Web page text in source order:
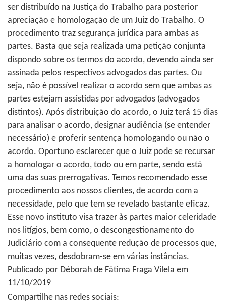
ser distribuído na Justiça do Trabalho para posterior
apreciação e homologação de um Juiz do Trabalho. O
procedimento traz segurança jurídica para ambas as
partes. Basta que seja realizada uma petição conjunta
dispondo sobre os termos do acordo, devendo ainda ser
assinada pelos respectivos advogados das partes. Ou
seja, não é possível realizar o acordo sem que ambas as
partes estejam assistidas por advogados (advogados
distintos). Após distribuição do acordo, o Juiz terá 15 dias
para analisar o acordo, designar audiência (se entender
necessário) e proferir sentença homologando ou não o
acordo. Oportuno esclarecer que o Juiz pode se recursar
a homologar o acordo, todo ou em parte, sendo está
uma das suas prerrogativas. Temos recomendado esse
procedimento aos nossos clientes, de acordo com a
necessidade, pelo que tem se revelado bastante eficaz.
Esse novo instituto visa trazer às partes maior celeridade
nos litígios, bem como, o descongestionamento do
Judiciário com a consequente redução de processos que,
muitas vezes, desdobram-se em várias instâncias.
Publicado por Déborah de Fátima Fraga Vilela em
11/10/2019
Compartilhe nas redes sociais: